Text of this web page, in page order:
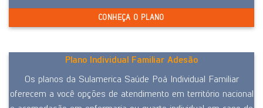
CONHEÇA O PLANO
Plano Individual Familiar Adesão
Os planos da Sulamerica Saúde Poá Individual Familiar
oferecem a você opções de atendimento em território nacional